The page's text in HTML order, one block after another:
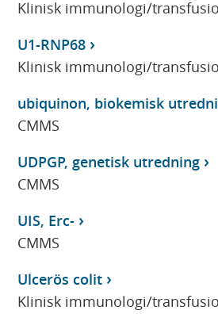
Klinisk immunologi/
U1-RNP68
Klinisk immunologi/
ubiquinon, biokemisk
CMMS
UDPGP, genetisk utredning
CMMS
UIS, Erc-
CMMS
Ulcerös colit
Klinisk immunologi/